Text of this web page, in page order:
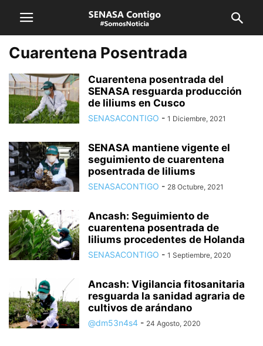
Cuarentena Posentrada
Cuarentena posentrada del
SENASA resguarda producción
de liliums en Cusco
SENASACONTIGO - 1 Diciembre, 2021
SENASA mantiene vigente el
seguimiento de cuarentena
posentrada de liliums
SENASACONTIGO - 28 Octubre, 2021
Ancash: Seguimiento de
cuarentena posentrada de
liliums procedentes de Holanda
SENASACONTIGO - 1 Septiembre, 2020
Ancash: Vigilancia fitosanitaria
resguarda la sanidad agraria de
cultivos de arándano
@dm53n4s4 - 24 Agosto, 2020